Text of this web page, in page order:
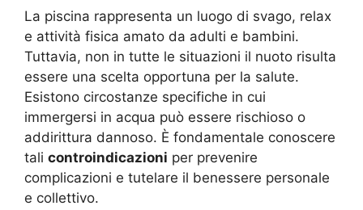
La piscina rappresenta un luogo di svago, relax
e attività fisica amato da adulti e bambini.
Tuttavia, non in tutte le situazioni il nuoto risulta
essere una scelta opportuna per la salute.
Esistono circostanze specifiche in cui
immergersi in acqua può essere rischioso o
addirittura dannoso. È fondamentale conoscere
tali controindicazioni per prevenire
complicazioni e tutelare il benessere personale
e collettivo.